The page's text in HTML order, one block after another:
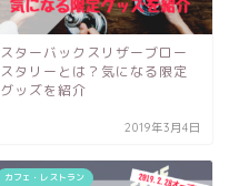
スターバックスリザーブロー
スタリーとは？気になる限定
グッズを紹介
2019年3月4日
カフェ・レストラン